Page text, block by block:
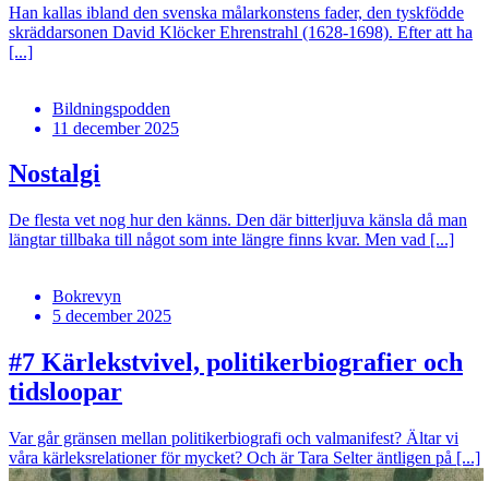
Han kallas ibland den svenska målarkonstens fader, den tyskfödde
skräddarsonen David Klöcker Ehrenstrahl (1628-1698). Efter att ha
[...]
Bildningspodden
11 december 2025
Nostalgi
De flesta vet nog hur den känns. Den där bitterljuva känsla då man
längtar tillbaka till något som inte längre finns kvar. Men vad [...]
Bokrevyn
5 december 2025
#7 Kärlekstvivel, politikerbiografier och
tidsloopar
Var går gränsen mellan politikerbiografi och valmanifest? Ältar vi
våra kärleksrelationer för mycket? Och är Tara Selter äntligen på [...]